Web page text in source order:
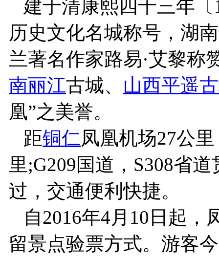
建于清康熙四十三年〔
历史文化名城称号，湖
兰著名作家路易·艾黎称
南丽江古城、 山西平遥
凰”之美誉。
距铜仁凤凰机场27公
里;G209国道，S308省
过，交通便利快捷。
自2016年4月10日起，
留景点验票方式。游客